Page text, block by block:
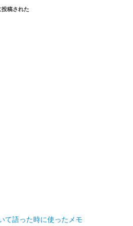
投稿された
て語った時に使ったメモ